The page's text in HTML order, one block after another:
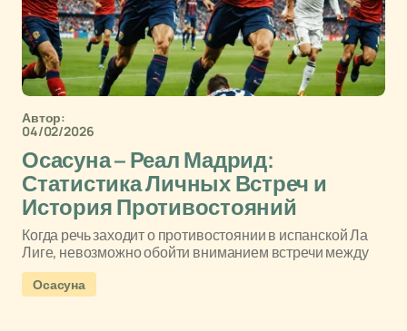
Автор:
04/02/2026
Осасуна – Реал Мадрид:
Статистика Личных Встреч и
История Противостояний
Когда речь заходит о противостоянии в испанской Ла
Лиге, невозможно обойти вниманием встречи между
Осасуна